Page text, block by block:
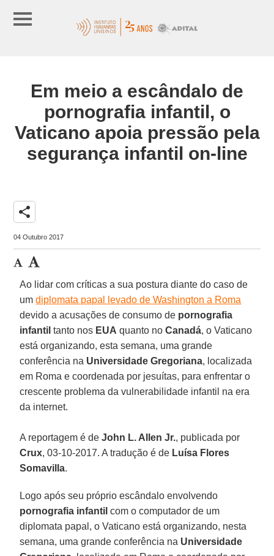
Em meio a escândalo de
pornografia infantil, o
Vaticano apoia pressão pela
segurança infantil on-line
share
04 Outubro 2017
Ao lidar com críticas a sua postura diante do caso de
umdiplomata papal levado de Washington a Roma
devido a acusações de consumo de pornografia
infantil tanto nos EUA quanto noCanadá, o Vaticano
está organizando, esta semana, uma grande
conferência na Universidade Gregoriana, localizada
em Roma e coordenada por jesuítas, para enfrentar o
crescente problema da vulnerabilidade infantil na era
da internet.
A reportagem é deJohn L. Allen Jr., publicada por
Crux, 03-10-2017. A tradução é de Luísa Flores
Somavilla.
Logo após seu próprio escândalo envolvendo
pornografia infantil com o computador de um
diplomata papal, o Vaticano está organizando, nesta
semana, uma grande conferência na Universidade